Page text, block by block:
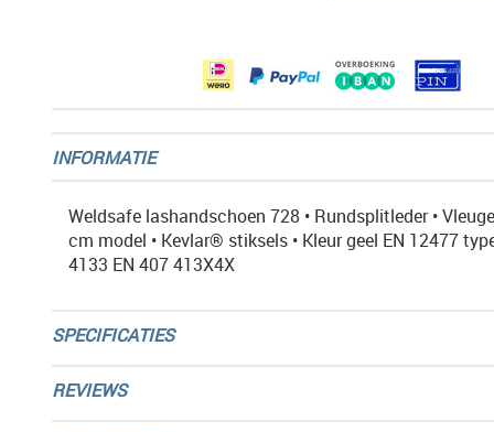
INFORMATIE
Weldsafe lashandschoen 728 • Rundsplitleder •
cm model • Kevlar® stiksels • Kleur geel EN 12477
4133 EN 407 413X4X
SPECIFICATIES
REVIEWS